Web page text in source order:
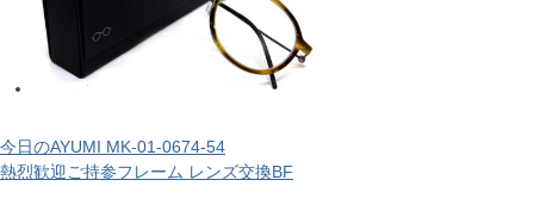
今日のAYUMI MK-01-0674-54
熱烈歓迎ご持参フレーム レンズ交換BF